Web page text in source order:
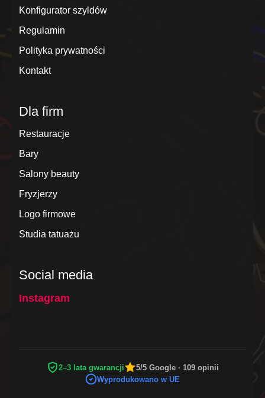
Konfigurator szyldów
Regulamin
Polityka prywatności
Kontakt
Dla firm
Restauracje
Bary
Salony beauty
Fryzjerzy
Logo firmowe
Studia tatuażu
Social media
Instagram
2–3 lata gwarancji
5/5 Google · 109 opinii
Wyprodukowano w UE